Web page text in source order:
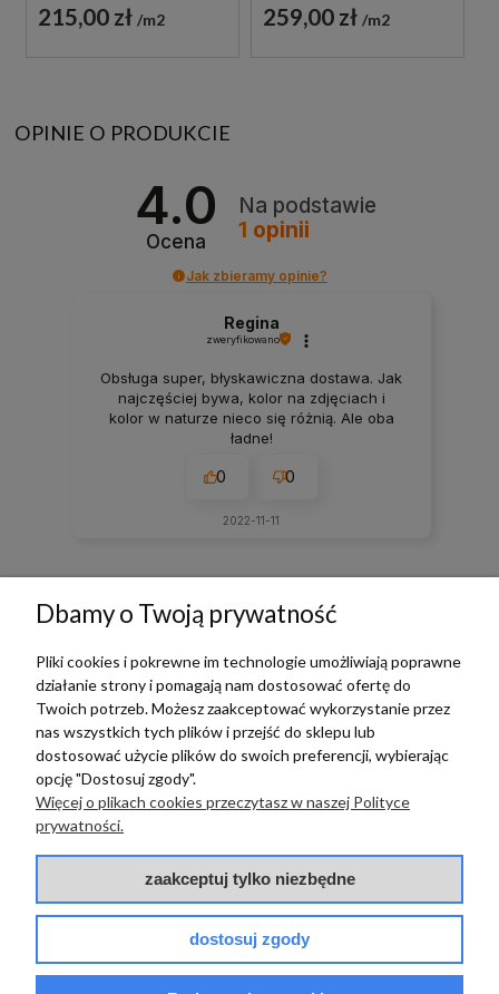
215,00 zł m2 259,00 zł m2
OPINIE O PRODUKCIE
4.0
Ocena
Na podstawie
1 opinii
Jak zbieramy opinie?
Regina
zweryfikowano
Obsługa super, błyskawiczna dostawa. Jak
najczęściej bywa, kolor na zdjęciach i
kolor w naturze nieco się różnią. Ale oba
ładne!
0 0
2022-11-11
TERRADECO
BAZA WIEDZY
PŁATNOŚCI I DOSTAWA
Dbamy o Twoją prywatność
Pliki cookies i pokrewne im technologie umożliwiają poprawne
działanie strony i pomagają nam dostosować ofertę do
Twoich potrzeb. Możesz zaakceptować wykorzystanie przez
nas wszystkich tych plików i przejść do sklepu lub
dostosować użycie plików do swoich preferencji, wybierając
opcję "Dostosuj zgody".
Więcej o plikach cookies przeczytasz w naszej Polityce
prywatności.
zaakceptuj tylko niezbędne
dostosuj zgody